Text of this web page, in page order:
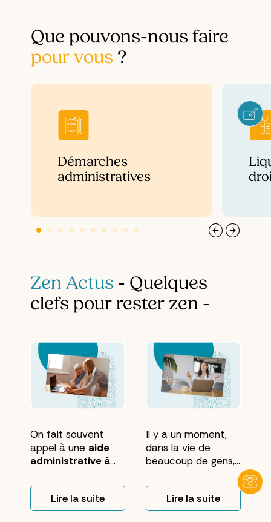
Que pouvons-nous faire
pour vous ?
Démarches
administratives
Zen Actus - Quelques
clefs pour rester zen -
On fait souvent
appel à une aide
administrative à
régler un problème
précis : un courrier
incompris, une
Lire la suite
Il y a un moment,
dans la vie de
beaucoup de gens,
s'accumule sur la
table de cuisine.
Pas par négligence.
Lire la suite